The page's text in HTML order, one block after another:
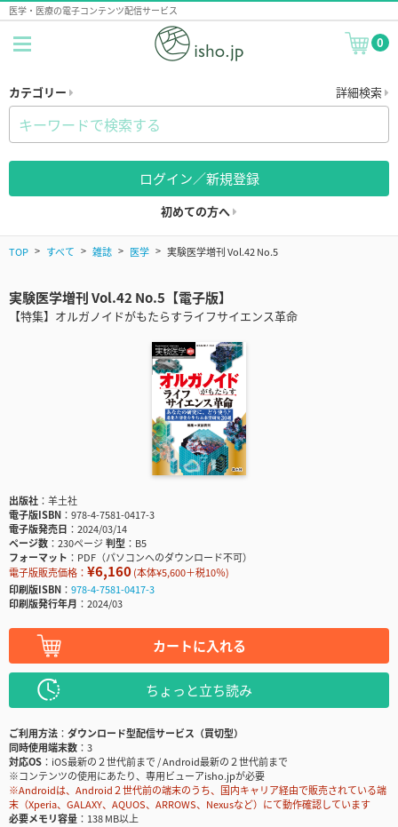
医学・医療の電子コンテンツ配信サービス
0
カテゴリー 詳細検索
ログイン／新規登録
初めての方へ
TOP すべて 雑誌 医学 実験医学増刊 Vol.42 No.5
実験医学増刊 Vol.42 No.5【電子版】
【特集】オルガノイドがもたらすライフサイエンス革命
出版社
羊土社
電子版ISBN
978-4-7581-0417-3
電子版発売日
2024/03/14
ページ数
230ページ判型
B5
フォーマット
PDF（パソコンへのダウンロード不可）
電子版販売価格： ¥6,160(本体¥5,600＋税10％)
印刷版ISBN
978-4-7581-0417-3
印刷版発行年月
2024/03
カートに入れる
ちょっと立ち読み
ご利用方法
ダウンロード型配信サービス（買切型）
同時使用端末数
3
対応OS
iOS最新の２世代前まで / Android最新の２世代前まで
※コンテンツの使用にあたり、専用ビューアisho.jpが必要
※Androidは、Android２世代前の端末のうち、国内キャリア経由で販売されている端
末（Xperia、GALAXY、AQUOS、ARROWS、Nexusなど）にて動作確認しています
必要メモリ容量
138 MB以上